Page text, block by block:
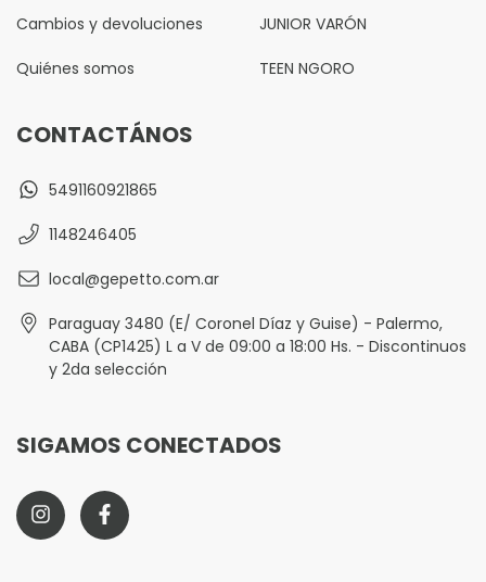
Cambios y devoluciones
Quiénes somos
JUNIOR VARÓN
TEEN NGORO
CONTACTÁNOS
5491160921865
1148246405
local@gepetto.com.ar
Paraguay 3480 (E/ Coronel Díaz y Guise) - Palermo,
CABA (CP1425) L a V de 09:00 a 18:00 Hs. - Discontinuos
y 2da selección
SIGAMOS CONECTADOS